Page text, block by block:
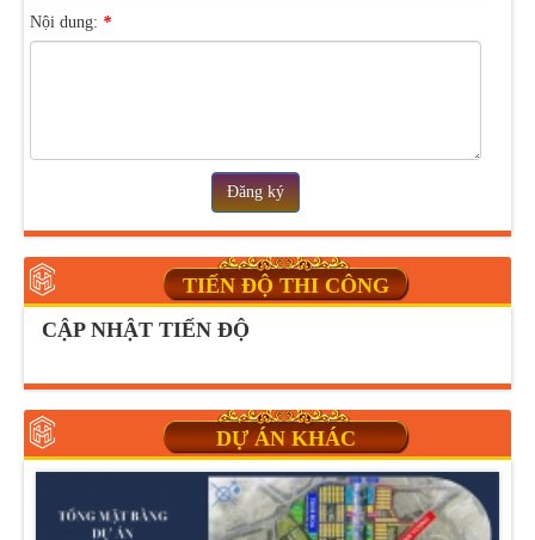
Nội dung: *
Đăng ký
TIẾN ĐỘ THI CÔNG
CẬP NHẬT TIẾN ĐỘ
DỰ ÁN KHÁC